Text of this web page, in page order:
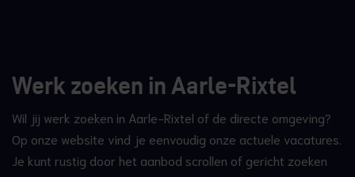
Werk zoeken in Aarle-Rixtel
Wil jij werk zoeken in Aarle-Rixtel of de directe omgeving?
Op onze website vind je eenvoudig onze actuele vacatures.
Je kunt rustig door het aanbod scrollen of gericht zoeken